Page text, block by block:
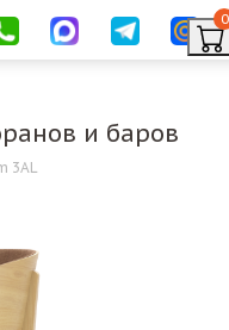
0
и баров
3AL